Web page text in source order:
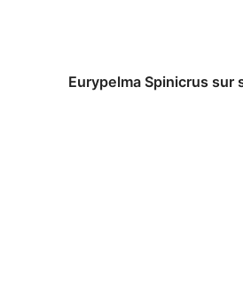
Eurypelma Spinicrus sur